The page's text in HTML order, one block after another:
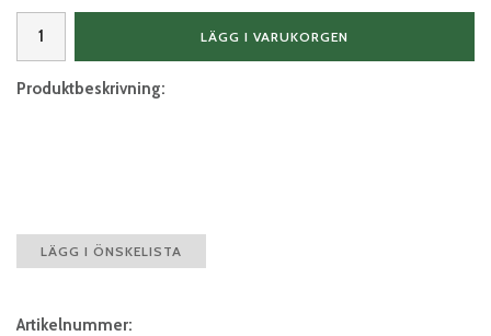
LÄGG I VARUKORGEN
Produktbeskrivning:
LÄGG I ÖNSKELISTA
Artikelnummer: